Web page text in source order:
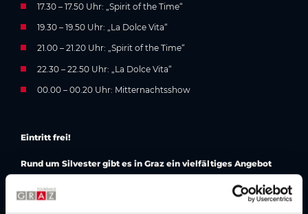
17.30 – 17.50 Uhr: „Spirit of the Time“
19.30 – 19.50 Uhr: „La Dolce Vita“
21.00 – 21.20 Uhr: „Spirit of the Time“
22.30 – 22.50 Uhr: „La Dolce Vita“
00.00 – 00.20 Uhr: Mitternachtsshow
Eintritt frei!
Rund um Silvester gibt es in Graz ein vielfältiges Angebot